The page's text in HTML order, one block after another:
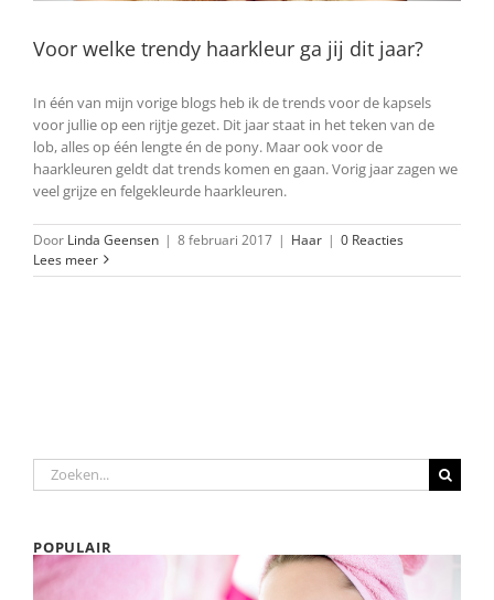
Voor welke trendy haarkleur ga jij dit jaar?
In één van mijn vorige blogs heb ik de trends voor de kapsels
voor jullie op een rijtje gezet. Dit jaar staat in het teken van de
lob, alles op één lengte én de pony. Maar ook voor de
haarkleuren geldt dat trends komen en gaan. Vorig jaar zagen we
veel grijze en felgekleurde haarkleuren.
Door Linda Geensen | 8 februari 2017 | Haar | 0 Reacties
Lees meer
Zoeken
naar:
POPULAIR